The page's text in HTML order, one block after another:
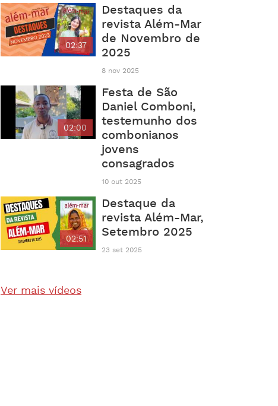
02:37
Destaques da
revista Além-Mar
de Novembro de
2025
8 nov 2025
02:00
Festa de São
Daniel Comboni,
testemunho dos
combonianos
jovens
consagrados
10 out 2025
02:51
Destaque da
revista Além-Mar,
Setembro 2025
23 set 2025
Ver mais vídeos